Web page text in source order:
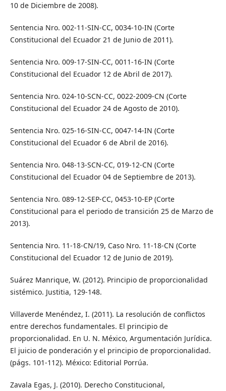
10 de Diciembre de 2008).
Sentencia Nro. 002-11-SIN-CC, 0034-10-IN (Corte
Constitucional del Ecuador 21 de Junio de 2011).
Sentencia Nro. 009-17-SIN-CC, 0011-16-IN (Corte
Constitucional del Ecuador 12 de Abril de 2017).
Sentencia Nro. 024-10-SCN-CC, 0022-2009-CN (Corte
Constitucional del Ecuador 24 de Agosto de 2010).
Sentencia Nro. 025-16-SIN-CC, 0047-14-IN (Corte
Constitucional del Ecuador 6 de Abril de 2016).
Sentencia Nro. 048-13-SCN-CC, 019-12-CN (Corte
Constitucional del Ecuador 04 de Septiembre de 2013).
Sentencia Nro. 089-12-SEP-CC, 0453-10-EP (Corte
Constitucional para el periodo de transición 25 de Marzo de
2013).
Sentencia Nro. 11-18-CN/19, Caso Nro. 11-18-CN (Corte
Constitucional del Ecuador 12 de Junio de 2019).
Suárez Manrique, W. (2012). Principio de proporcionalidad
sistémico. Justitia, 129-148.
Villaverde Menéndez, I. (2011). La resolución de conflictos
entre derechos fundamentales. El principio de
proporcionalidad. En U. N. México, Argumentación Jurídica.
El juicio de ponderación y el principio de proporcionalidad.
(págs. 101-112). México: Editorial Porrúa.
Zavala Egas, J. (2010). Derecho Constitucional,